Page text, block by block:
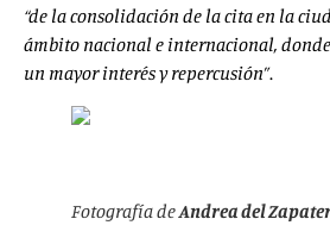
“de la consolidación de la cita en la
ámbito nacional e internacional,
un mayor interés y repercusión”.
Fotografía deAndrea del